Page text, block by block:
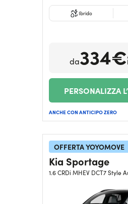
Ibrido
da334€
PERSONALIZZA
ANCHE CON ANTICIPO ZERO
OFFERTA YOYOMOVE
Kia Sportage
1.6 CRDi MHEV DCT7 Style